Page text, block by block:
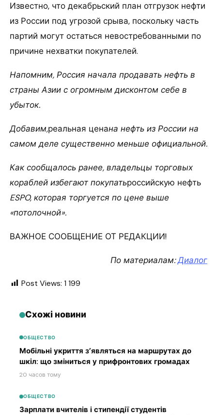
Известно, что декабрьский план отгрузок нефти
из России под угрозой срыва, поскольку часть
партий могут остаться невостребованными по
причине нехватки покупателей.
Напомним, Россия начала продавать нефть в
страны Азии с огромным дисконтом себе в
убыток.
Добавим,реальная ценана нефть из России на
самом деле существенно меньше официальной.
Как сообщалось ранее, владельцы торговых
кораблей избегают покупатьроссийскую нефть
ESPO, которая торгуется по цене выше
«потолочной».
ВАЖНОЕ СООБЩЕНИЕ ОТ РЕДАКЦИИ!
По материалам:Диалог
Post Views: 1 199
Схожі новини
ОБЩЕСТВО
Мобільні укриття з’являться на маршрутах до
шкіл: що зміниться у прифронтових громадах
20 часов тому
ОБЩЕСТВО
Зарплати вчителів і стипендії студентів